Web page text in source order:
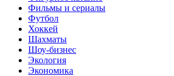
Фильмы и сериалы
Футбол
Хоккей
Шахматы
Шоу-бизнес
Экология
Экономика